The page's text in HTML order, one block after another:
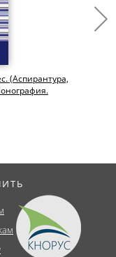
(Аспирантура,